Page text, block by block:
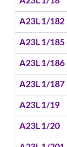
A23L 1/182
A23L 1/185
A23L 1/186
A23L 1/187
A23L 1/19
A23L 1/20